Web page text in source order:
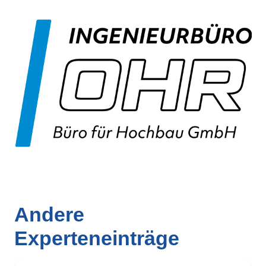
Andere
Experteneinträge